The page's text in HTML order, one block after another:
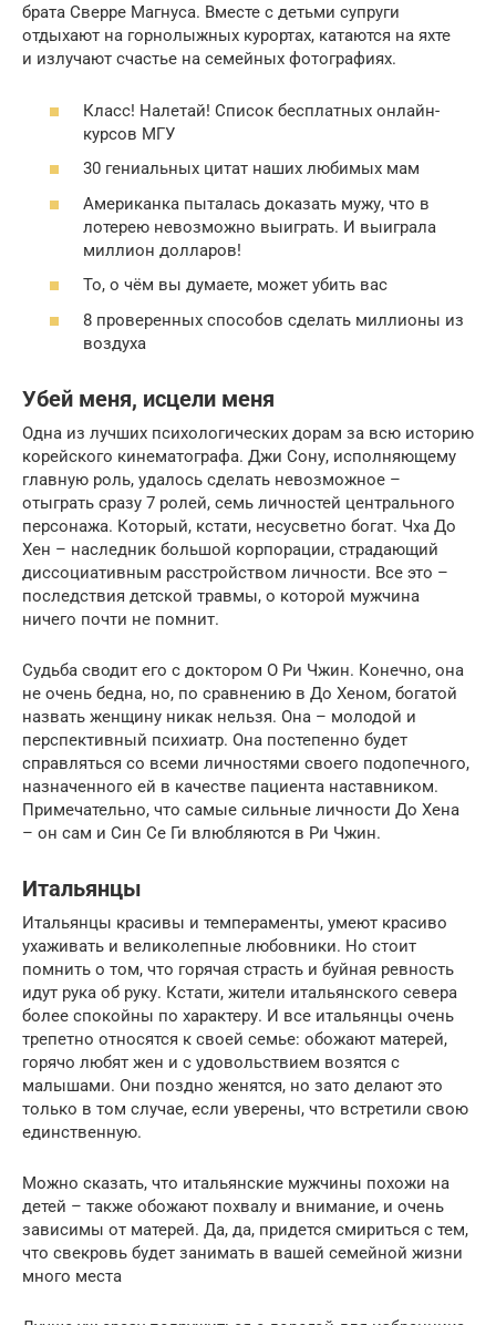
брата Сверре Магнуса. Вместе с детьми супруги
отдыхают на горнолыжных курортах, катаются на яхте
и излучают счастье на семейных фотографиях.
Класс! Налетай! Список бесплатных онлайн-
курсов МГУ
30 гениальных цитат наших любимых мам
Американка пыталась доказать мужу, что в
лотерею невозможно выиграть. И выиграла
миллион долларов!
То, о чём вы думаете, может убить вас
8 проверенных способов сделать миллионы из
воздуха
Убей меня, исцели меня
Одна из лучших психологических дорам за всю историю
корейского кинематографа. Джи Сону, исполняющему
главную роль, удалось сделать невозможное –
отыграть сразу 7 ролей, семь личностей центрального
персонажа. Который, кстати, несусветно богат. Чха До
Хен – наследник большой корпорации, страдающий
диссоциативным расстройством личности. Все это –
последствия детской травмы, о которой мужчина
ничего почти не помнит.
Судьба сводит его с доктором О Ри Чжин. Конечно, она
не очень бедна, но, по сравнению в До Хеном, богатой
назвать женщину никак нельзя. Она – молодой и
перспективный психиатр. Она постепенно будет
справляться со всеми личностями своего подопечного,
назначенного ей в качестве пациента наставником.
Примечательно, что самые сильные личности До Хена
– он сам и Син Се Ги влюбляются в Ри Чжин.
Итальянцы
Итальянцы красивы и темпераменты, умеют красиво
ухаживать и великолепные любовники. Но стоит
помнить о том, что горячая страсть и буйная ревность
идут рука об руку. Кстати, жители итальянского севера
более спокойны по характеру. И все итальянцы очень
трепетно относятся к своей семье: обожают матерей,
горячо любят жен и с удовольствием возятся с
малышами. Они поздно женятся, но зато делают это
только в том случае, если уверены, что встретили свою
единственную.
Можно сказать, что итальянские мужчины похожи на
детей – также обожают похвалу и внимание, и очень
зависимы от матерей. Да, да, придется смириться с тем,
что свекровь будет занимать в вашей семейной жизни
много места